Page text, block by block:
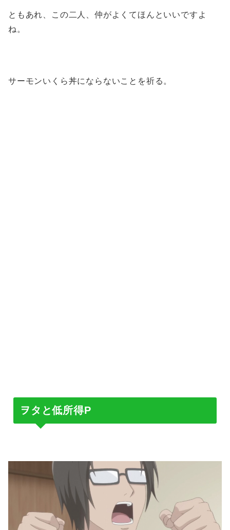
ともあれ、この二人、仲がよくてほんといいですよ
ね。
サーモンいくら丼にならないことを祈る。
ヲタと低所得P